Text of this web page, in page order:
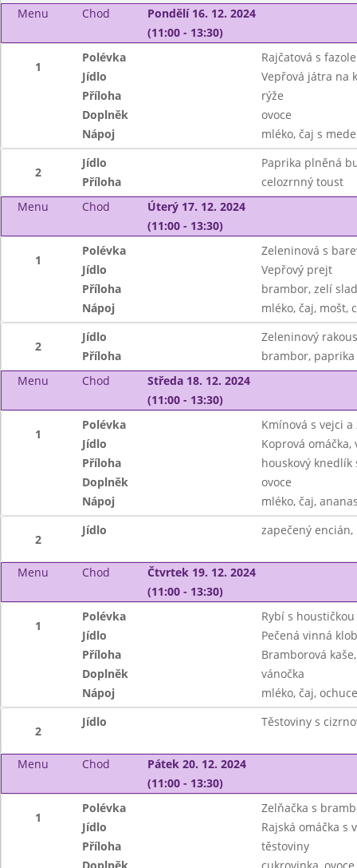
Menu Chod
Pondělí 16. 12. 2024
(11:00 - 13:30)
1
Polévka
Rajčatová s
Jídlo
Vepřová játra na
Příloha
rýže
Doplněk
ovoce
Nápoj
mléko, čaj s
2
Jídlo
Paprika plněná
Příloha
celozrnný toust
Menu
Chod
Úterý 17. 12. 2024
(11:00 - 13:30)
1
Polévka
Zeleninová s
Jídlo
Vepřový prejt
Příloha
brambor, zelí
Nápoj
mléko, čaj, mošt,
2
Jídlo
Zeleninový
Příloha
brambor, paprika
Menu
Chod
Středa 18. 12. 2024
(11:00 - 13:30)
1
Polévka
Kmínová s vejci
Jídlo
Koprová omáčka,
Příloha
houskový
Doplněk
ovoce
Nápoj
mléko, čaj,
2
Jídlo zapečený encián,
Menu Chod
Čtvrtek 19. 12. 2024
(11:00 - 13:30)
1
Polévka
Rybí s houstičkou
Jídlo
Pečená vinná
Příloha
Bramborová
Doplněk
vánočka
Nápoj
mléko, čaj,
2
Jídlo Těstoviny s
Menu Chod
Pátek 20. 12. 2024
(11:00 - 13:30)
1
Polévka
Zelňačka s
Jídlo
Rajská omáčka s
Příloha
těstoviny